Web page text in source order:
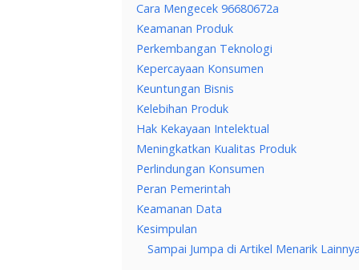
Cara Mengecek 96680672a
Keamanan Produk
Perkembangan Teknologi
Kepercayaan Konsumen
Keuntungan Bisnis
Kelebihan Produk
Hak Kekayaan Intelektual
Meningkatkan Kualitas Produk
Perlindungan Konsumen
Peran Pemerintah
Keamanan Data
Kesimpulan
Sampai Jumpa di Artikel Menarik